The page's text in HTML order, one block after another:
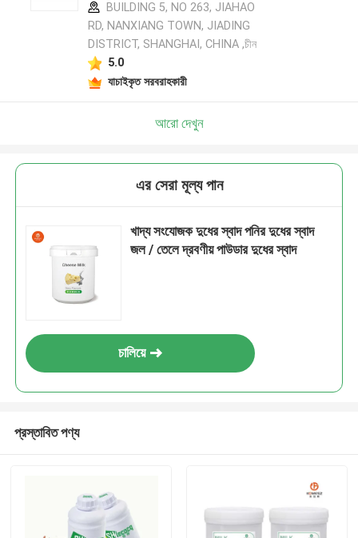
BUILDING 5, NO 263, JIAHAO
RD, NANXIANG TOWN, JIADING
DISTRICT, SHANGHAI, CHINA ,চীন
5.0
যাচাইকৃত সরবরাহকারী
আরো দেখুন
এর সেরা মূল্য পান
খাদ্য সংযোজক দুধের স্বাদ পনির দুধের স্বাদ
জল / তেলে দ্রবণীয় পাউডার দুধের স্বাদ
চালিয়ে
প্রস্তাবিত পণ্য